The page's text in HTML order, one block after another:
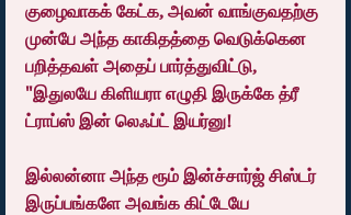
குழைவாகக் கேட்க, அவன் வாங்குவதற்கு
முன்பே அந்த காகிதத்தை வெடுக்கென
பறித்தவள் அதைப் பார்த்துவிட்டு,
"இதுலயே கிளியரா எழுதி இருக்கே த்ரீ
ட்ராப்ஸ் இன் லெஃப்ட் இயர்னு!
இல்லன்னா அந்த ரூம் இன்ச்சார்ஜ் சிஸ்டர்
இருப்பங்களே அவங்க கிட்டேயே